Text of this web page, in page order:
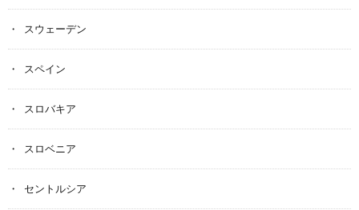
スウェーデン
スペイン
スロバキア
スロベニア
セントルシア